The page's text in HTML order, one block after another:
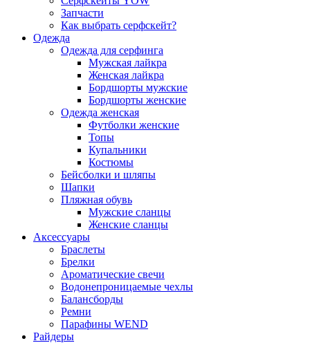
Запчасти
Как выбрать серфскейт?
Одежда
Одежда для серфинга
Мужская лайкра
Женская лайкра
Бордшорты мужские
Бордшорты женские
Одежда женская
Футболки женские
Топы
Купальники
Костюмы
Бейсболки и шляпы
Шапки
Пляжная обувь
Мужские сланцы
Женские сланцы
Аксессуары
Браслеты
Брелки
Ароматические свечи
Водонепроницаемые чехлы
Балансборды
Ремни
Парафины WEND
Райдеры